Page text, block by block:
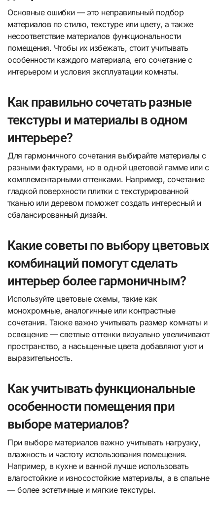
Основные ошибки — это неправильный подбор
материалов по стилю, текстуре или цвету, а также
несоответствие материалов функциональности
помещения. Чтобы их избежать, стоит учитывать
особенности каждого материала, его сочетание с
интерьером и условия эксплуатации комнаты.
Как правильно сочетать разные
текстуры и материалы в одном
интерьере?
Для гармоничного сочетания выбирайте материалы с
разными фактурами, но в одной цветовой гамме или с
комплементарными оттенками. Например, сочетание
гладкой поверхности плитки с текстурированной
тканью или деревом поможет создать интересный и
сбалансированный дизайн.
Какие советы по выбору цветовых
комбинаций помогут сделать
интерьер более гармоничным?
Используйте цветовые схемы, такие как
монохромные, аналогичные или контрастные
сочетания. Также важно учитывать размер комнаты и
освещение — светлые оттенки визуально увеличивают
пространство, а насыщенные цвета добавляют уют и
выразительность.
Как учитывать функциональные
особенности помещения при
выборе материалов?
При выборе материалов важно учитывать нагрузку,
влажность и частоту использования помещения.
Например, в кухне и ванной лучше использовать
влагостойкие и износостойкие материалы, а в спальне
— более эстетичные и мягкие текстуры.